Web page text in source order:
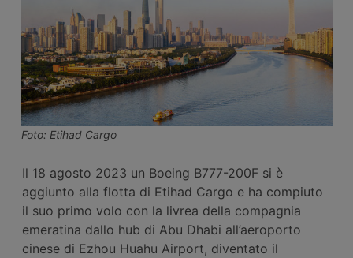
Foto: Etihad Cargo
Il 18 agosto 2023 un Boeing B777-200F si è
aggiunto alla flotta di Etihad Cargo e ha compiuto
il suo primo volo con la livrea della compagnia
emeratina dallo hub di Abu Dhabi all’aeroporto
cinese di Ezhou Huahu Airport, diventato il